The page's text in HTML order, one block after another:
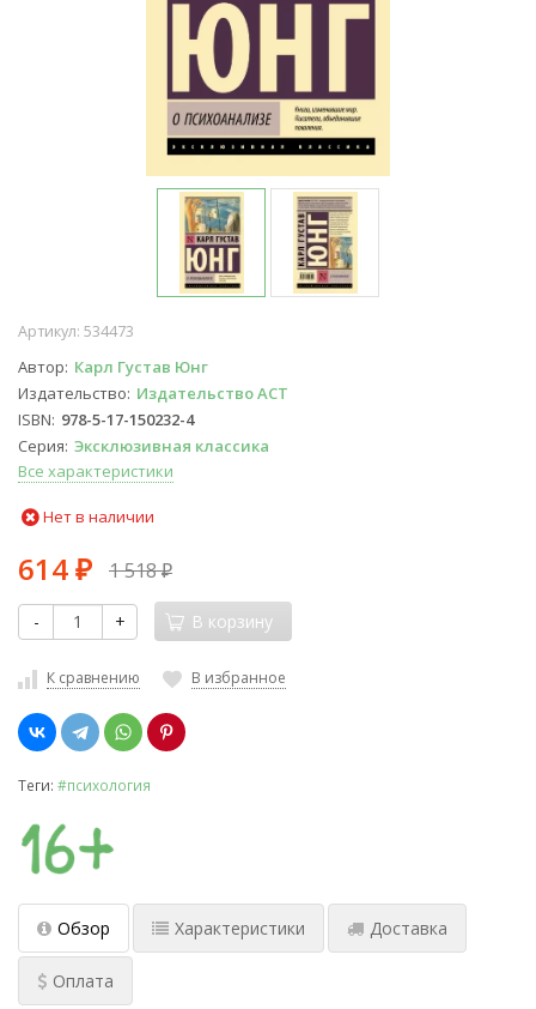
Артикул: 534473
Автор Карл Густав Юнг
Издательство Издательство АСТ
ISBN 978-5-17-150232-4
Серия Эксклюзивная классика
Все характеристики
Нет в наличии
614 ₽ 1 518₽
- + В корзину
К сравнению В избранное
Теги: #психология
Обзор Характеристики Доставка
Оплата